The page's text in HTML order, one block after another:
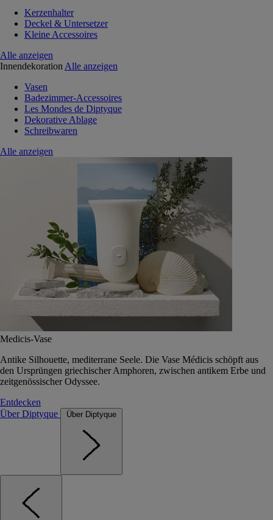
Kerzenhalter
Deckel & Untersetzer
Kleine Accessoires
Alle anzeigen
Innendekoration Alle anzeigen
Vasen
Badezimmer-Accessoires
Les Mondes de Diptyque
Dekorative Ablage
Schreibwaren
Alle anzeigen
Medicis-Vase
Antike Silhouette, mediterrane Seele. Die Vase Médicis schöpft aus
den Ursprüngen griechischer Amphoren, zwischen antikem Erbe und
zeitgenössischer Odyssee.
Entdecken
Über Diptyque
Über Diptyque